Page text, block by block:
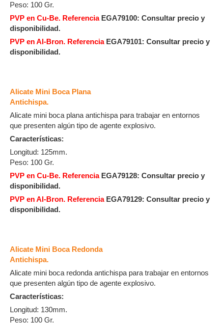
Peso: 100 Gr.
PVP en Cu-Be. ReferenciaEGA79100: Consultar precio y
disponibilidad.
PVP en Al-Bron. ReferenciaEGA79101: Consultar precio y
disponibilidad.
Alicate Mini Boca Plana
Antichispa.
Alicate mini boca plana antichispa para trabajar en entornos
que presenten algún tipo de agente explosivo.
Características:
Longitud: 125mm.
Peso: 100 Gr.
PVP en Cu-Be. ReferenciaEGA79128: Consultar precio y
disponibilidad.
PVP en Al-Bron. ReferenciaEGA79129: Consultar precio y
disponibilidad.
Alicate Mini Boca Redonda
Antichispa.
Alicate mini boca redonda antichispa para trabajar en entornos
que presenten algún tipo de agente explosivo.
Características:
Longitud: 130mm.
Peso: 100 Gr.